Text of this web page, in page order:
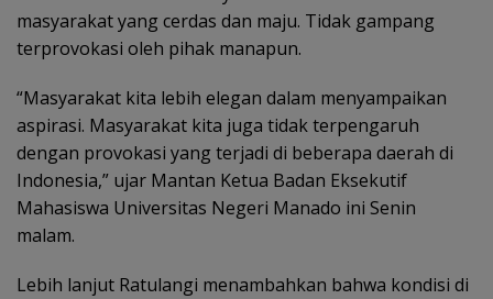
masyarakat yang cerdas dan maju. Tidak gampang
terprovokasi oleh pihak manapun.
“Masyarakat kita lebih elegan dalam menyampaikan
aspirasi. Masyarakat kita juga tidak terpengaruh
dengan provokasi yang terjadi di beberapa daerah di
Indonesia,” ujar Mantan Ketua Badan Eksekutif
Mahasiswa Universitas Negeri Manado ini Senin
malam.
Lebih lanjut Ratulangi menambahkan bahwa kondisi di